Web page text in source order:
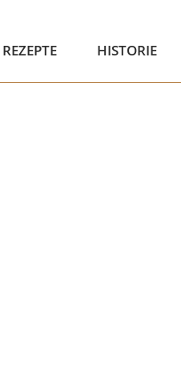
REZEPTE HISTORIE